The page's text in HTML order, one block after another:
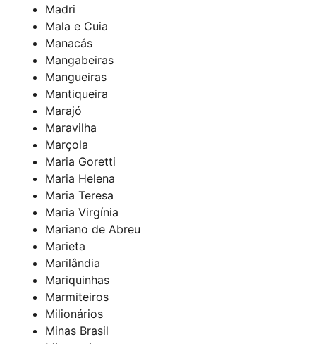
Madri
Mala e Cuia
Manacás
Mangabeiras
Mangueiras
Mantiqueira
Marajó
Maravilha
Marçola
Maria Goretti
Maria Helena
Maria Teresa
Maria Virgínia
Mariano de Abreu
Marieta
Marilândia
Mariquinhas
Marmiteiros
Milionários
Minas Brasil